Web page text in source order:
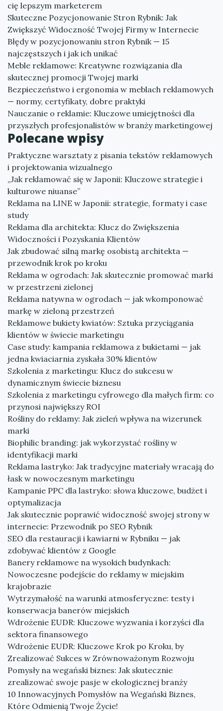
cię lepszym marketerem
Skuteczne Pozycjonowanie Stron Rybnik: Jak
Zwiększyć Widoczność Twojej Firmy w Internecie
Błędy w pozycjonowaniu stron Rybnik — 15
najczęstszych i jak ich unikać
Meble reklamowe: Kreatywne rozwiązania dla
skutecznej promocji Twojej marki
Bezpieczeństwo i ergonomia w meblach reklamowych
— normy, certyfikaty, dobre praktyki
Nauczanie o reklamie: Kluczowe umiejętności dla
przyszłych profesjonalistów w branży marketingowej
Polecane wpisy
Praktyczne warsztaty z pisania tekstów reklamowych
i projektowania wizualnego
„Jak reklamować się w Japonii: Kluczowe strategie i
kulturowe niuanse”
Reklama na LINE w Japonii: strategie, formaty i case
study
Reklama dla architekta: Klucz do Zwiększenia
Widoczności i Pozyskania Klientów
Jak zbudować silną markę osobistą architekta —
przewodnik krok po kroku
Reklama w ogrodach: Jak skutecznie promować marki
w przestrzeni zielonej
Reklama natywna w ogrodach — jak wkomponować
markę w zieloną przestrzeń
Reklamowe bukiety kwiatów: Sztuka przyciągania
klientów w świecie marketingu
Case study: kampania reklamowa z bukietami — jak
jedna kwiaciarnia zyskała 30% klientów
Szkolenia z marketingu: Klucz do sukcesu w
dynamicznym świecie biznesu
Szkolenia z marketingu cyfrowego dla małych firm: co
przynosi największy ROI
Rośliny do reklamy: Jak zieleń wpływa na wizerunek
marki
Biophilic branding: jak wykorzystać rośliny w
identyfikacji marki
Reklama lastryko: Jak tradycyjne materiały wracają do
łask w nowoczesnym marketingu
Kampanie PPC dla lastryko: słowa kluczowe, budżet i
optymalizacja
Jak skutecznie poprawić widoczność swojej strony w
internecie: Przewodnik po SEO Rybnik
SEO dla restauracji i kawiarni w Rybniku — jak
zdobywać klientów z Google
Banery reklamowe na wysokich budynkach:
Nowoczesne podejście do reklamy w miejskim
krajobrazie
Wytrzymałość na warunki atmosferyczne: testy i
konserwacja banerów miejskich
Wdrożenie EUDR: Kluczowe wyzwania i korzyści dla
sektora finansowego
Wdrożenie EUDR: Kluczowe Krok po Kroku, by
Zrealizować Sukces w Zrównoważonym Rozwoju
Pomysły na wegański biznes: Jak skutecznie
zrealizować swoje pasje w ekologicznej branży
10 Innowacyjnych Pomysłów na Wegański Biznes,
Które Odmienią Twoje Życie!